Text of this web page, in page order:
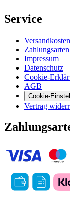
Service
Versandkosten
Zahlungsarten
Impressum
Datenschutz
Cookie-
AGB
Cookie-
Vertrag